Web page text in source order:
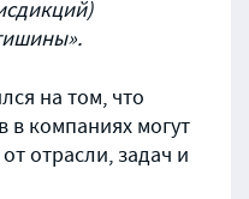
на том, что
в компаниях могут
отрасли, задач и